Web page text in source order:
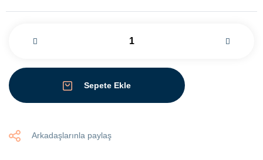
Sepete Ekle
Arkadaşlarınla paylaş